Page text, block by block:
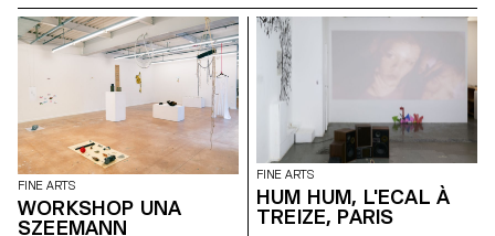
music today.
FINE ARTS
WORKSHOP UNA
SZEEMANN
FINE ARTS
HUM HUM, L'ECAL À
TREIZE, PARIS